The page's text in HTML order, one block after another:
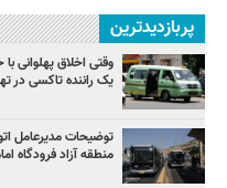
پربازدیدترین
وقتی اخلاق پهلوانی
یک راننده تاکسی در
توضیحات مدیرعامل
منطقه آزاد فرودگاه